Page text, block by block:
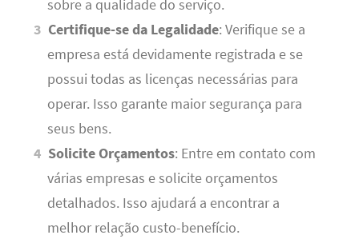
sobre a qualidade do serviço.
Certifique-se da Legalidade: Verifique se a
empresa está devidamente registrada e se
possui todas as licenças necessárias para
operar. Isso garante maior segurança para
seus bens.
Solicite Orçamentos: Entre em contato com
várias empresas e solicite orçamentos
detalhados. Isso ajudará a encontrar a
melhor relação custo-benefício.